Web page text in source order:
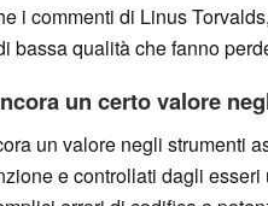
i commenti di Linus
bassa qualità che fanno
un certo valore
un valore negli strumenti
e controllati dagli esseri